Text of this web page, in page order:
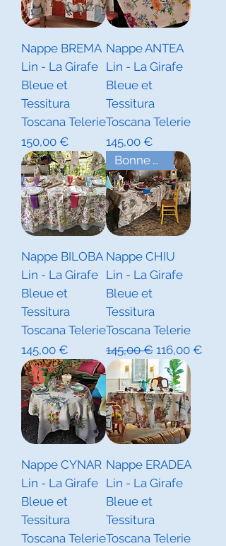
Nappe BREMA
Lin - La Girafe
Bleue et
Tessitura
Toscana Telerie
Prix
150,00 €
Nappe ANTEA
Lin - La Girafe
Bleue et
Tessitura
Toscana Telerie
Prix
145,00 €
Nappe BILOBA
Lin - La Girafe
Bleue et
Tessitura
Toscana Telerie
Prix
145,00 €
Bonne Affaire ! Dernière Pièce
Nappe CHIU
Lin - La Girafe
Bleue et
Tessitura
Toscana Telerie
Prix original
145,00 € Prix
116,00 €
Nappe CYNAR
Lin - La Girafe
Bleue et
Tessitura
Toscana Telerie
Nappe ERADEA
Lin - La Girafe
Bleue et
Tessitura
Toscana Telerie